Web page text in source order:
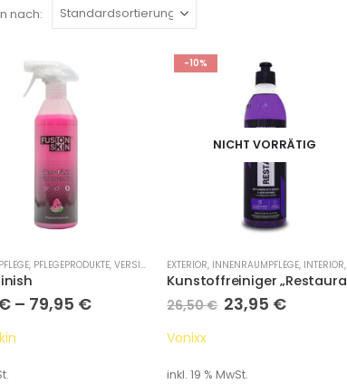
nach:
PFLEGE, PFLEGEPRODUKTE, VERSIEGELUNG / DETAILER ,VORREINIGUNG
– 79,95 €
-10%
NICHT VORRÄTIG
EXTERIOR, INNENRAUMPFLEGE, INTERIOR,
26,50€ 23,95 €
Vonixx
inkl. 19 % MwSt.